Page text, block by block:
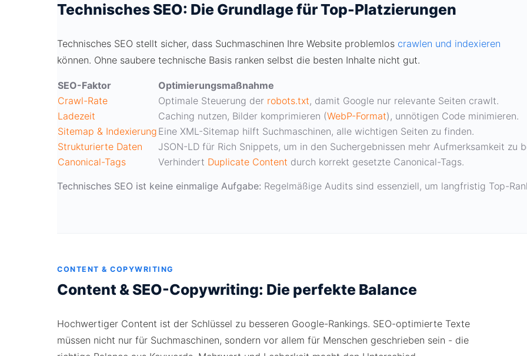
Technisches SEO: Die Grundlage für Top-Platzierungen
Technisches SEO stellt sicher, dass Suchmaschinen Ihre Website problemlos crawlen und indexieren
können. Ohne saubere technische Basis ranken selbst die besten Inhalte nicht gut.
SEO-Faktor
Optimierungsmaßnahme
Crawl-Rate
Optimale Steuerung der robots.txt, damit Google nur relevante Seiten crawlt.
Ladezeit
Caching nutzen, Bilder komprimieren (WebP-Format), unnötigen Code minimieren.
Sitemap & Indexierung Eine XML-Sitemap hilft Suchmaschinen, alle wichtigen Seiten zu finden.
Strukturierte Daten
JSON-LD für Rich Snippets, um in den Suchergebnissen mehr Aufmerksamkeit zu
Canonical-Tags
Verhindert Duplicate Content durch korrekt gesetzte Canonical-Tags.
Technisches SEO ist keine einmalige Aufgabe: Regelmäßige Audits sind essenziell, um langfristig Top-
CONTENT & COPYWRITING
Content & SEO-Copywriting: Die perfekte Balance
Hochwertiger Content ist der Schlüssel zu besseren Google-Rankings. SEO-optimierte Texte
müssen nicht nur für Suchmaschinen, sondern vor allem für Menschen geschrieben sein - die